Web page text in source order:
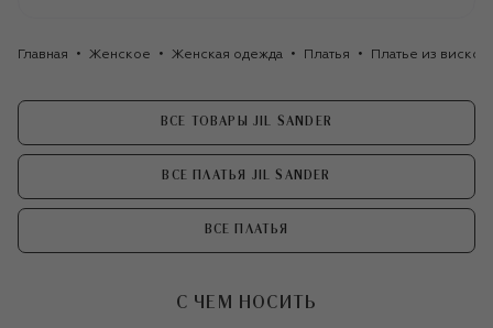
Главная Женское Женская одежда Платья Платье из
ВСЕ ТОВАРЫ JIL SANDER
ВСЕ ПЛАТЬЯ JIL SANDER
ВСЕ ПЛАТЬЯ
С ЧЕМ НОСИТЬ